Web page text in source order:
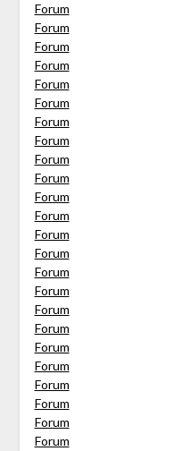
Forum
Forum
Forum
Forum
Forum
Forum
Forum
Forum
Forum
Forum
Forum
Forum
Forum
Forum
Forum
Forum
Forum
Forum
Forum
Forum
Forum
Forum
Forum
Forum